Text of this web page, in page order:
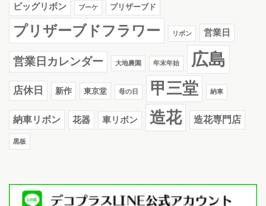
ビッグリボン ブーケ プリザーブド
プリザーブドフラワー リボン 営業日
営業日カレンダー 大地農園 年末年始 広島
店休日 新作 東京堂 母の日 甲三堂 納車
納車リボン 花器 車リボン 造花 造花専門店
黒板